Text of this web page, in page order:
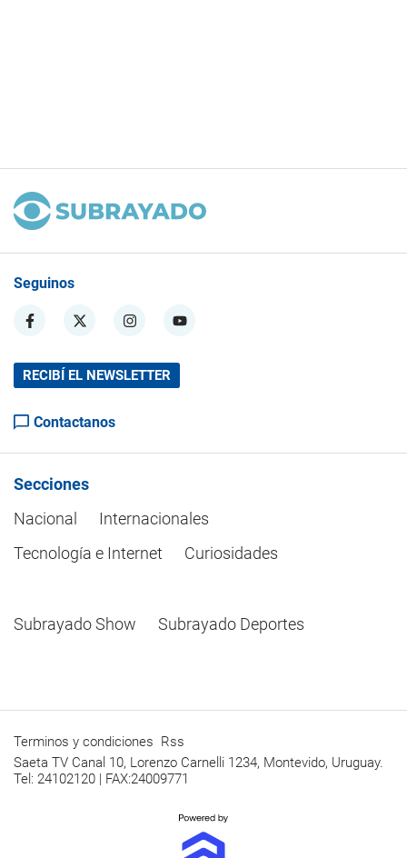
Seguinos
RECIBÍ EL NEWSLETTER
Contactanos
Secciones
Nacional
Internacionales
Tecnología e Internet
Curiosidades
Subrayado Show Subrayado Deportes
Terminos y condiciones Rss
Saeta TV Canal 10, Lorenzo Carnelli 1234, Montevido, Uruguay.
Tel: 24102120 | FAX:24009771